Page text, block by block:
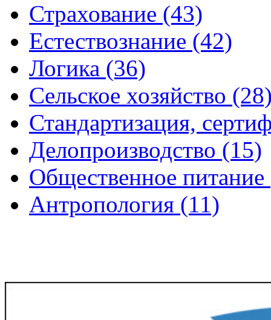
Страхование (43)
Естествознание (42)
Логика (36)
Сельское хозяйство
Стандартизация,
Делопроизводство (15)
Общественное
Антропология (11)